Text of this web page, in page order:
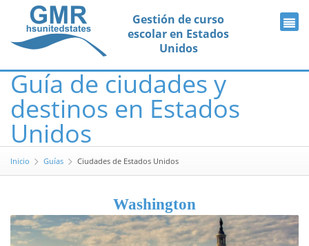
Gestión de curso
escolar en Estados
Unidos
Guía de ciudades y
destinos en Estados
Unidos
Inicio Guías Ciudades de Estados Unidos
Washington